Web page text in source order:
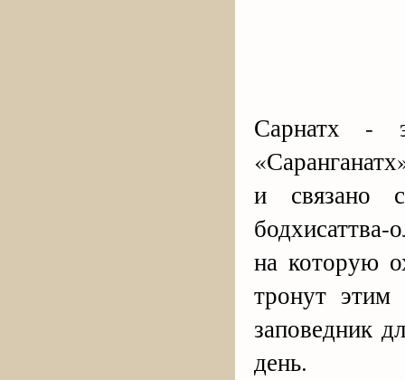
Сарнатх -
и связано
на которую
тронут этим
заповедник
день.